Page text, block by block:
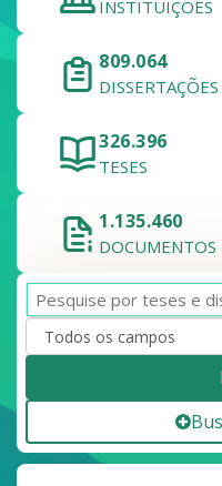
INSTITUIÇÕES
809.064
DISSERTAÇÕES
326.396
TESES
1.135.460
DOCUMENTOS